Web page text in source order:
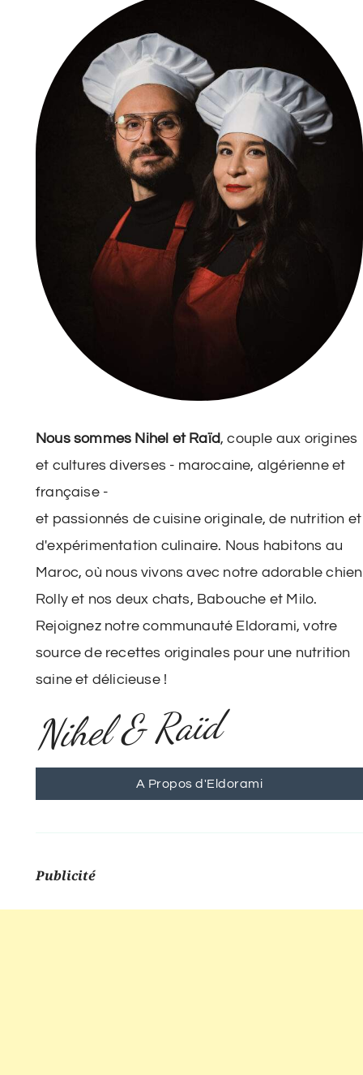
Nous sommes Nihel et Raïd, couple aux origines
et cultures diverses - marocaine, algérienne et
française -
et passionnés de cuisine originale, de nutrition et
d'expérimentation culinaire. Nous habitons au
Maroc, où nous vivons avec notre adorable chien
Rolly et nos deux chats, Babouche et Milo.
Rejoignez notre communauté Eldorami, votre
source de recettes originales pour une nutrition
saine et délicieuse !
Nihel & Raïd
A Propos d'Eldorami
Publicité